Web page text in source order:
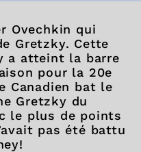
Ovechkin qui
Gretzky. Cette
a atteint la barre
pour la 20e
Canadien bat le
Gretzky du
le plus de points
pas été battu